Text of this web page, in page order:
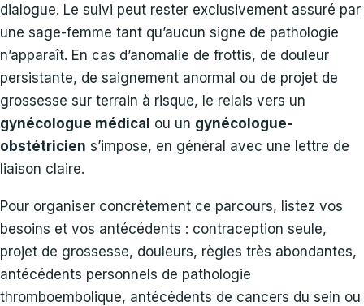
dialogue. Le suivi peut rester exclusivement assuré par
une sage-femme tant qu’aucun signe de pathologie
n’apparaît. En cas d’anomalie de frottis, de douleur
persistante, de saignement anormal ou de projet de
grossesse sur terrain à risque, le relais vers un
gynécologue médical ou un gynécologue-
obstétricien s’impose, en général avec une lettre de
liaison claire.
Pour organiser concrètement ce parcours, listez vos
besoins et vos antécédents : contraception seule,
projet de grossesse, douleurs, règles très abondantes,
antécédents personnels de pathologie
thromboembolique, antécédents de cancers du sein ou